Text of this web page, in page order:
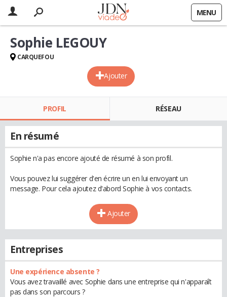
MENU
Ajouter
Sophie LEGOUY
CARQUEFOU
PROFIL RÉSEAU
En résumé
Sophie n'a pas encore ajouté de résumé à son profil.
Vous pouvez lui suggérer d'en écrire un en lui envoyant un
message. Pour cela ajoutez d'abord Sophie à vos contacts.
Ajouter
Entreprises
Une expérience absente ?
Vous avez travaillé avec Sophie dans une entreprise qui n'apparaît
pas dans son parcours ?